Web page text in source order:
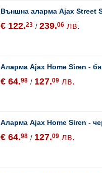
Външна аларма Ajax Street
€ 122.23 / 239.06 лв.
Аларма Ajax Home Siren -
€ 64.98 / 127.09 лв.
Аларма Ajax Home Siren -
€ 64.98 / 127.09 лв.